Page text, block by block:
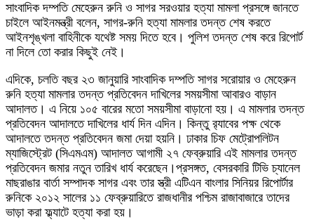
সাংবাদিক দম্পতি মেহেরুন রুনি ও সাগর সরওয়ার হত্যা মামলা প্রসঙ্গে জানতে
চাইলে আইনমন্ত্রী বলেন, সাগর-রুনি হত্যা মামলার তদন্ত শেষ করতে
আইনশৃঙ্খলা বাহিনীকে যথেষ্ট সময় দিতে হবে। পুলিশ তদন্ত শেষ করে রিপোর্ট
না দিলে তো করার কিছুই নেই।
এদিকে, চলতি বছর ২৩ জানুয়ারি সাংবাদিক দম্পতি সাগর সরোয়ার ও মেহেরুন
রুনি হত্যা মামলার তদন্ত প্রতিবেদন দাখিলের সময়সীমা আবারও বাড়ান
আদালত। এ নিয়ে ১০৫ বারের মতো সময়সীমা বাড়ানো হয়। এ মামলার তদন্ত
প্রতিবেদন আদালতে দাখিলের ধার্য দিন এদিন। কিন্তু র‍্যাবের পক্ষ থেকে
আদালতে তদন্ত প্রতিবেদন জমা দেয়া হয়নি। ঢাকার চিফ মেট্রোপলিটন
ম্যাজিস্ট্রেট (সিএমএম) আদালত আগামী ২৭ ফেব্রুয়ারি এই মামলার তদন্ত
প্রতিবেদন জমার নতুন তারিখ ধার্য করেছেন।প্রসঙ্গত, বেসরকারি টিভি চ্যানেল
মাছরাঙার বার্তা সম্পাদক সাগর এবং তার স্ত্রী এটিএন বাংলার সিনিয়র রিপোর্টার
রুনিকে ২০১২ সালের ১১ ফেব্রুয়ারিতে রাজধানীর পশ্চিম রাজাবাজারে তাদের
ভাড়া করা ফ্ল্যাটে হত্যা করা হয়।